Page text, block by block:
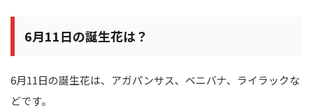
6月11日の誕生花は？
6月11日の誕生花は、アガパンサス、ベニバナ、ライラックな
どです。